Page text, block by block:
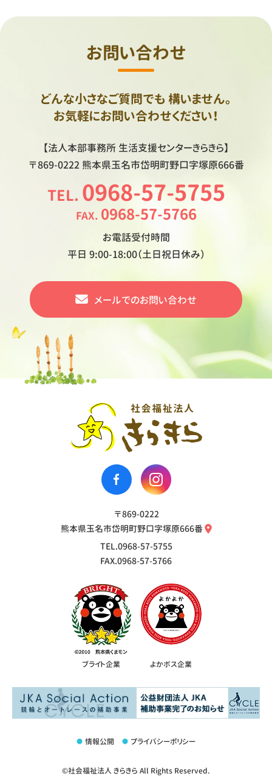
お問い合わせ
どんな小さなご質問でも 構いません。
お気軽にお問い合わせください！
【法人本部事務所 生活支援センターきらきら】
〒869-0222 熊本県玉名市岱明町野口字塚原666番
TEL. 0968-57-5755
FAX. 0968-57-5766
お電話受付時間
平日 9:00-18:00（土日祝日休み）
メールでのお問い合わせ
〒869-0222
熊本県玉名市岱明町野口字塚原666番
TEL.0968-57-5755
FAX.0968-57-5766
ブライト企業 よかボス企業
情報公開 プライバシーポリシー
©社会福祉法人 きらきら All Rights Reserved.